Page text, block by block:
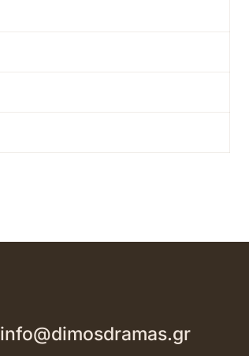
info@dimosdramas.gr